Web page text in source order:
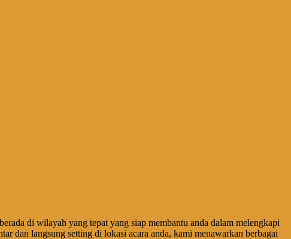
di wilayah yang tepat yang siap membantu anda dalam melengkapi
dan langsung setting di lokasi acara anda, kami menawarkan berbagai